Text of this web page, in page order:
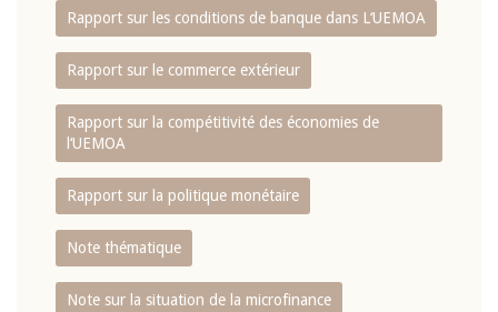
Rapport sur les conditions de banque dans L‘UEMOA
Rapport sur le commerce extérieur
Rapport sur la compétitivité des économies de
l‘UEMOA
Rapport sur la politique monétaire
Note thématique
Note sur la situation de la microfinance